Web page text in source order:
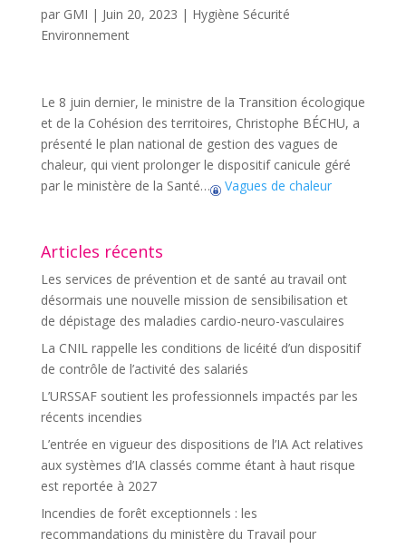
par GMI | Juin 20, 2023 | Hygiène Sécurité
Environnement
Le 8 juin dernier, le ministre de la Transition écologique
et de la Cohésion des territoires, Christophe BÉCHU, a
présenté le plan national de gestion des vagues de
chaleur, qui vient prolonger le dispositif canicule géré
par le ministère de la Santé…
Vagues de chaleur
Articles récents
Les services de prévention et de santé au travail ont
désormais une nouvelle mission de sensibilisation et
de dépistage des maladies cardio-neuro-vasculaires
La CNIL rappelle les conditions de licéité d’un dispositif
de contrôle de l’activité des salariés
L’URSSAF soutient les professionnels impactés par les
récents incendies
L’entrée en vigueur des dispositions de l’IA Act relatives
aux systèmes d’IA classés comme étant à haut risque
est reportée à 2027
Incendies de forêt exceptionnels : les
recommandations du ministère du Travail pour